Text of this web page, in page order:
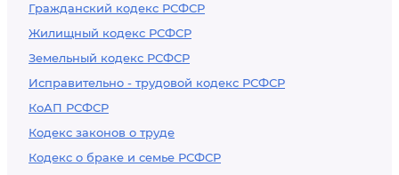
Гражданский кодекс РСФСР
Жилищный кодекс РСФСР
Земельный кодекс РСФСР
Исправительно - трудовой кодекс РСФСР
КоАП РСФСР
Кодекс законов о труде
Кодекс о браке и семье РСФСР